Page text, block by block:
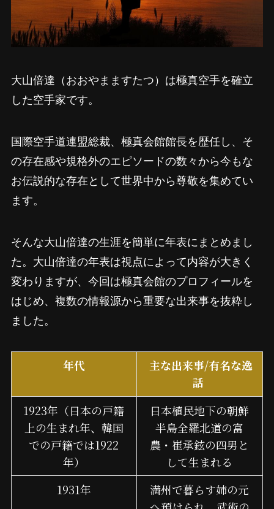
大山倍達（おおやまますたつ）は極真空手を確立
した空手家です。
国際空手道連盟総裁、極真会館館長を歴任し、そ
の存在感や規格外のエピソードの数々から今もな
お伝説的な存在として世界中から尊敬を集めてい
ます。
そんな大山倍達の生涯を簡単に年表にまとめまし
た。大山倍達の年表は視点によって内容が大きく
変わりますが、今回は極真会館のプロフィールを
はじめ、複数の情報源から重要な出来事を抜粋し
ました。
年代
主な出来事/有名な逸
話
1923年（日本の戸籍
上の生まれ年、韓国
での戸籍では1922
年）
日本植民地下の朝鮮
半島全羅北道の富
農・崔承鉉の四男と
して生まれる
1931年
満州で暮らす姉の元